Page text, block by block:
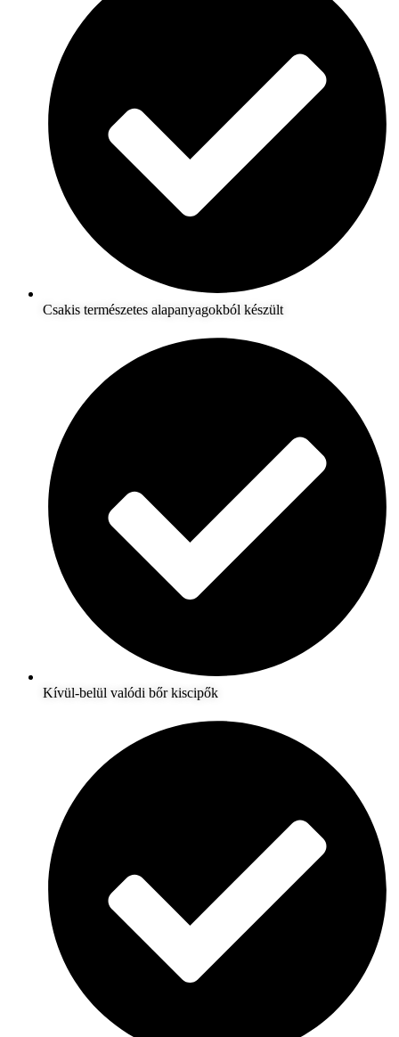
Csakis természetes alapanyagokból készült
Kívül-belül valódi bőr kiscipők